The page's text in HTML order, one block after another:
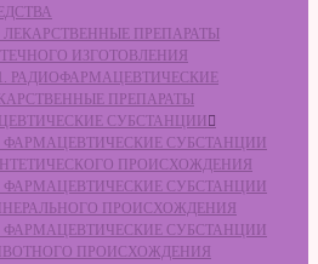
ЛЕКАРСТВЕННЫЕ ПРЕПАРАТЫ
ИЗГОТОВЛЕНИЯ
РАДИОФАРМАЦЕВТИЧЕСКИЕ
ПРЕПАРАТЫ
СУБСТАНЦИИ
ФАРМАЦЕВТИЧЕСКИЕ СУБСТАНЦИИ
ПРОИСХОЖДЕНИЯ
ФАРМАЦЕВТИЧЕСКИЕ СУБСТАНЦИИ
ПРОИСХОЖДЕНИЯ
ФАРМАЦЕВТИЧЕСКИЕ СУБСТАНЦИИ
ПРОИСХОЖДЕНИЯ